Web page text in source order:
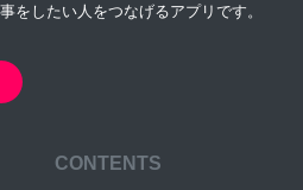
をしたい人をつなげるアプリです。
CONTENTS